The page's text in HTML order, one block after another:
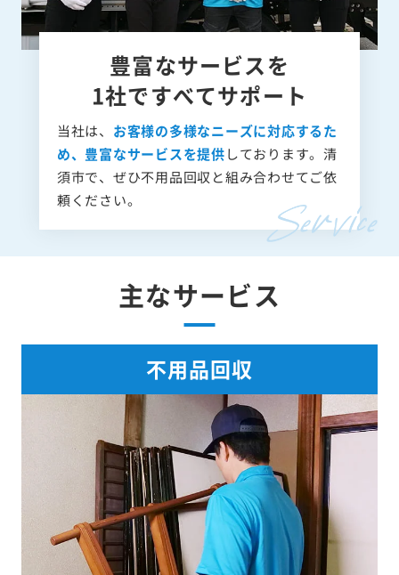
豊富なサービスを
1社ですべてサポート
当社は、 お客様の多様なニーズに対応するた
め、豊富なサービスを提供しております。清
須市で、ぜひ不用品回収と組み合わせてご依
頼ください。
主なサービス
不用品回収